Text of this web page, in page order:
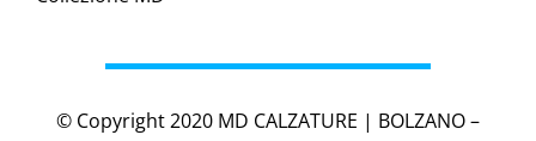
© Copyright 2020 MD CALZATURE | BOLZANO –